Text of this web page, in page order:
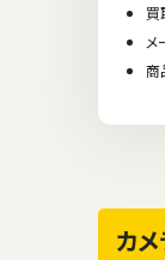
買
メ
商
カ